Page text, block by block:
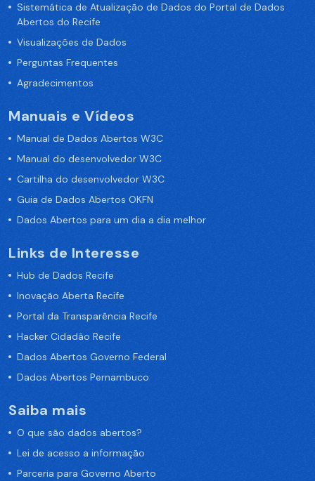
Sistemática de Atualização de Dados do Portal de Dados
Abertos do Recife
Visualizações de Dados
Perguntas Frequentes
Agradecimentos
Manuais e Vídeos
Manual de Dados Abertos W3C
Manual do desenvolvedor W3C
Cartilha do desenvolvedor W3C
Guia de Dados Abertos OKFN
Dados Abertos para um dia a dia melhor
Links de Interesse
Hub de Dados Recife
Inovação Aberta Recife
Portal da Transparência Recife
Hacker Cidadão Recife
Dados Abertos Governo Federal
Dados Abertos Pernambuco
Saiba mais
O que são dados abertos?
Lei de acesso a informação
Parceria para Governo Aberto